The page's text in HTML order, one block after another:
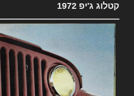
קטלוג ג'יפ 1972